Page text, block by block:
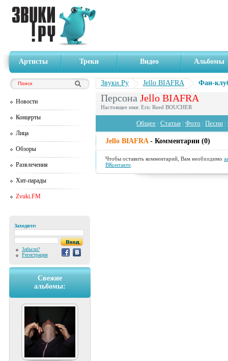
Артисты Треки Видео Альбомы
Новости
Концерты
Лица
Обзоры
Развлечения
Хит-парады
Zvuki.FM
Заходите:
Забыли?
Регистрация
Свежие
альбомы:
Звуки.Ру Jello BIAFRA Фан-
Персона Jello BIAFRA
Настоящее имя: Eric Reed BOUCHER
Общее Статьи Фото Песни
Jello BIAFRA- Комментарии (0)
Чтобы оставить комментарий, Вам необходимо
ВКонтакте